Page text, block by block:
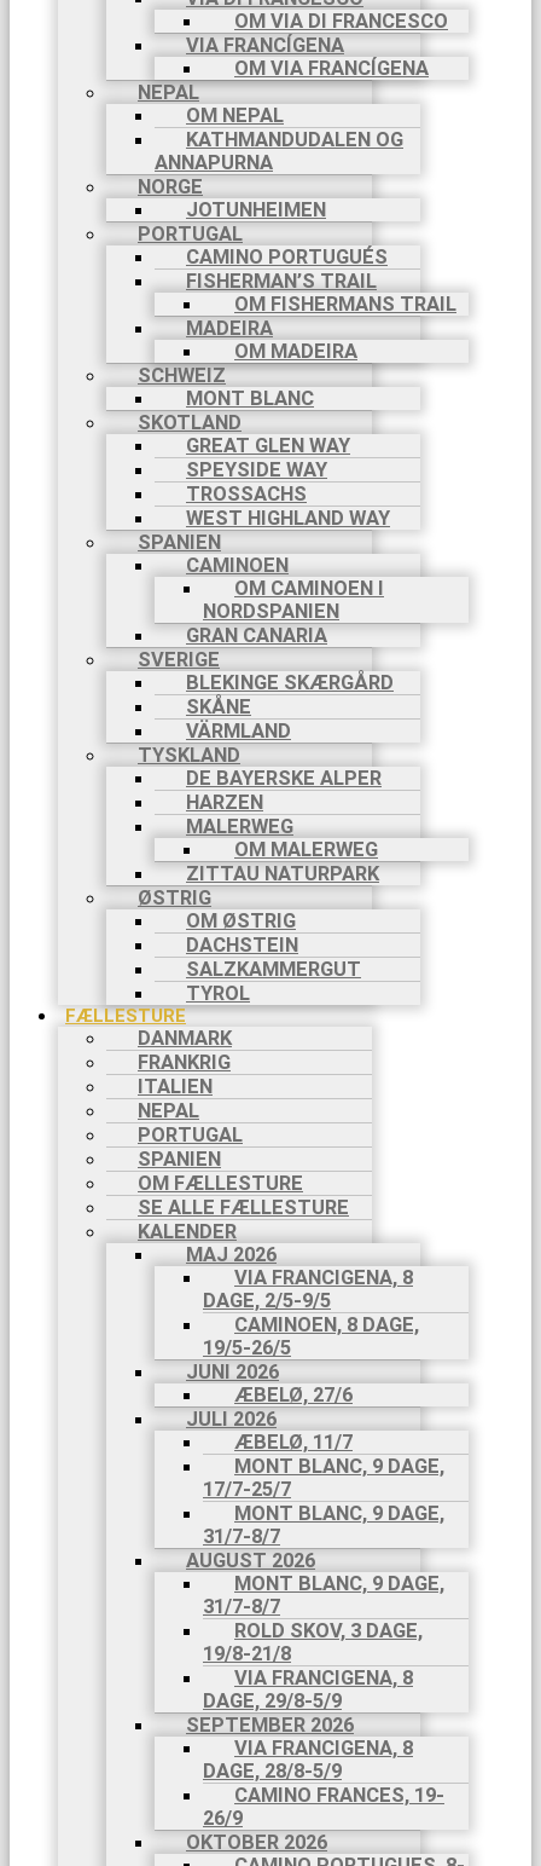
OM VIA DI FRANCESCO
VIA FRANCÍGENA
OM VIA FRANCÍGENA
NEPAL
OM NEPAL
KATHMANDUDALEN OG
ANNAPURNA
NORGE
JOTUNHEIMEN
PORTUGAL
CAMINO PORTUGUÉS
FISHERMAN’S TRAIL
OM FISHERMANS TRAIL
MADEIRA
OM MADEIRA
SCHWEIZ
MONT BLANC
SKOTLAND
GREAT GLEN WAY
SPEYSIDE WAY
TROSSACHS
WEST HIGHLAND WAY
SPANIEN
CAMINOEN
OM CAMINOEN I
NORDSPANIEN
GRAN CANARIA
SVERIGE
BLEKINGE SKÆRGÅRD
SKÅNE
VÄRMLAND
TYSKLAND
DE BAYERSKE ALPER
HARZEN
MALERWEG
OM MALERWEG
ZITTAU NATURPARK
ØSTRIG
OM ØSTRIG
DACHSTEIN
SALZKAMMERGUT
TYROL
FÆLLESTURE
DANMARK
FRANKRIG
ITALIEN
NEPAL
PORTUGAL
SPANIEN
OM FÆLLESTURE
SE ALLE FÆLLESTURE
KALENDER
MAJ 2026
VIA FRANCIGENA, 8
DAGE, 2/5-9/5
CAMINOEN, 8 DAGE,
19/5-26/5
JUNI 2026
ÆBELØ, 27/6
JULI 2026
ÆBELØ, 11/7
MONT BLANC, 9 DAGE,
17/7-25/7
MONT BLANC, 9 DAGE,
31/7-8/7
AUGUST 2026
MONT BLANC, 9 DAGE,
31/7-8/7
ROLD SKOV, 3 DAGE,
19/8-21/8
VIA FRANCIGENA, 8
DAGE, 29/8-5/9
SEPTEMBER 2026
VIA FRANCIGENA, 8
DAGE, 28/8-5/9
CAMINO FRANCES, 19-
26/9
OKTOBER 2026